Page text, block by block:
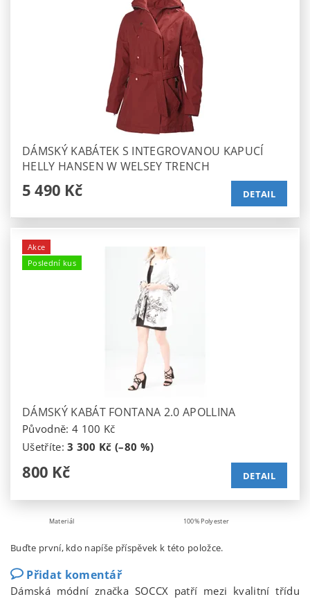
DÁMSKÝ KABÁTEK S INTEGROVANOU KAPUCÍ
HELLY HANSEN W WELSEY TRENCH
5 490 Kč DETAIL
Akce
Poslední kus
DÁMSKÝ KABÁT FONTANA 2.0 APOLLINA
Původně: 4 100 Kč
Ušetříte:3 300 Kč (–80 %)
800 Kč DETAIL
Materiál 100% Polyester
Buďte první, kdo napíše příspěvek k této položce.
Přidat komentář
Dámská módní značka SOCCX patří mezi kvalitní třídu